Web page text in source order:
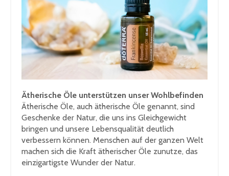
Ätherische Öle unterstützen unser Wohlbefinden
Ätherische Öle, auch ätherische Öle genannt, sind
Geschenke der Natur, die uns ins Gleichgewicht
bringen und unsere Lebensqualität deutlich
verbessern können. Menschen auf der ganzen Welt
machen sich die Kraft ätherischer Öle zunutze, das
einzigartigste Wunder der Natur.